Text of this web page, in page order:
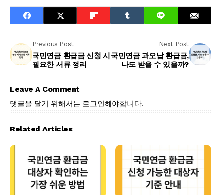
Previous Post
국민연금 환급금 신청 시
필요한 서류 정리
Next Post
국민연금 과오납 환급금,
나도 받을 수 있을까?
Leave A Comment
댓글을 달기 위해서는 로그인해야합니다.
Related Articles